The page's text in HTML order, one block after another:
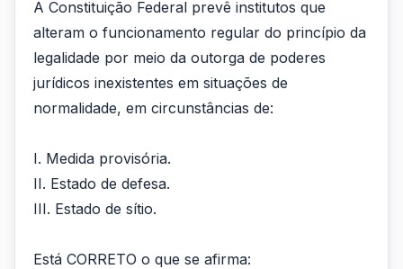
A Constituição Federal prevê institutos que
alteram o funcionamento regular do princípio da
legalidade por meio da outorga de poderes
jurídicos inexistentes em situações de
normalidade, em circunstâncias de:
I. Medida provisória.
II. Estado de defesa.
III. Estado de sítio.
Está CORRETO o que se afirma: